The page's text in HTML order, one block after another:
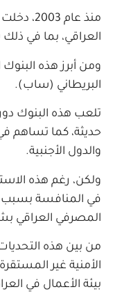
منذ عام
العراقي، بما في
ومن أبرز هذه
البريطاني (ساب).
تلعب هذه البنوك
حديثة، كما تساهم في
والدول الأجنبية.
ولكن، رغم هذه
في المنافسة بسبب
المصرفي العراقي
من بين هذه
الأمنية غير
بيئة الأعمال في